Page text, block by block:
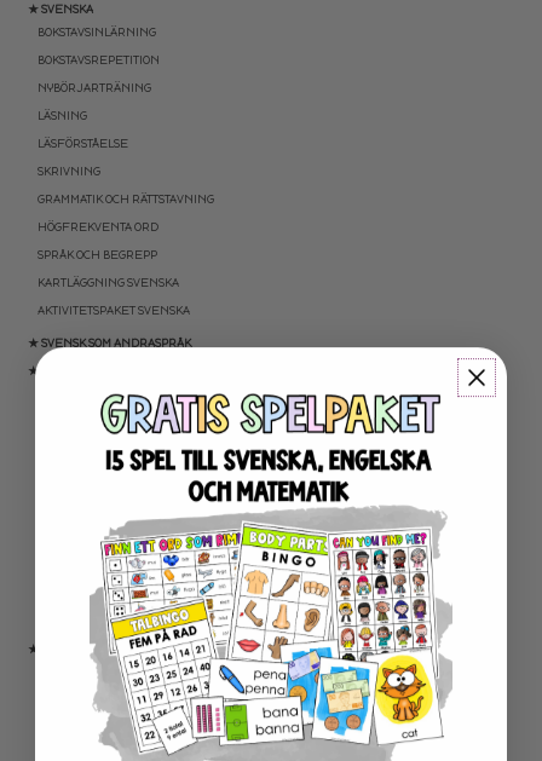
★ SVENSKA
BOKSTAVSINLÄRNING
BOKSTAVSREPETITION
NYBÖRJARTRÄNING
LÄSNING
LÄSFÖRSTÅELSE
SKRIVNING
GRAMMATIK OCH RÄTTSTAVNING
HÖGFREKVENTA ORD
SPRÅK OCH BEGREPP
KARTLÄGGNING SVENSKA
AKTIVITETSPAKET SVENSKA
★ SVENSK SOM ANDRASPRÅK
★ MATEMATIK
NYBÖRJARTRÄNING
ADDITION OCH SUBTRAKTION
MULTIPLIKATION OCH DIVISION
TID: KLOCKAN OCH KALENDER
PROGRAMMERING
KARTLÄGGNING MATEMATIK
AKTIVITETSPAKET MATEMATIK
★ ENGELSKA
ENGELSKA LÄSNING
ENGELSK SKRIVNING
ENGELSKA ORD- OCH BEGREPP
ENGELSK GRAMATIK